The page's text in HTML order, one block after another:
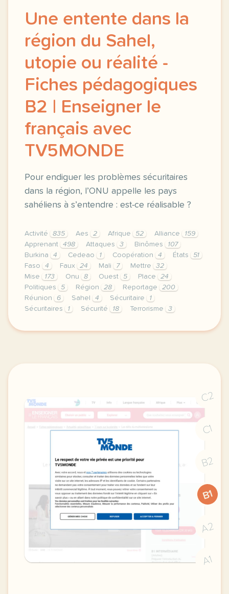
Une entente dans la
région du Sahel,
utopie ou réalité -
Fiches pédagogiques
B2 | Enseigner le
français avec
TV5MONDE
Pour endiguer les problèmes sécuritaires
dans la région, l’ONU appelle les pays
sahéliens à s’entendre : est-ce réalisable ?
Activité 835 Aes 2 Afrique 52 Alliance
159
Apprenant
498 Attaques 3 Binômes
107
Burkina
4 Cedeao 1 Coopération 4 États
51
Faso
4 Faux 24 Mali 7 Mettre
32
Mise
173 Onu 8 Ouest 5 Place
24
Politiques
5 Région 28 Reportage
200
Réunion
6 Sahel 4 Sécuritaire
1
Sécuritaires
1 Sécurité 18 Terrorisme 3
continuer sans accepter le respect de votre vie
C2
C1
B2
B1
A2
A1